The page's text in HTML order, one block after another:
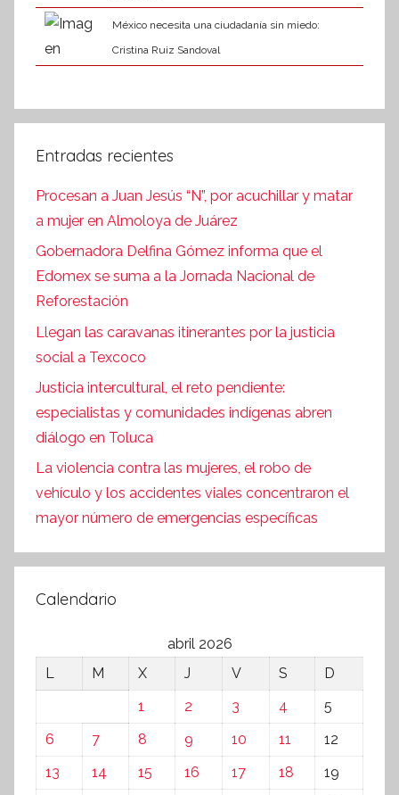
México necesita una ciudadanía sin miedo:
Cristina Ruiz Sandoval
Entradas recientes
Procesan a Juan Jesús “N”, por acuchillar y matar
a mujer en Almoloya de Juárez
Gobernadora Delfina Gómez informa que el
Edomex se suma a la Jornada Nacional de
Reforestación
Llegan las caravanas itinerantes por la justicia
social a Texcoco
Justicia intercultural, el reto pendiente:
especialistas y comunidades indígenas abren
diálogo en Toluca
La violencia contra las mujeres, el robo de
vehículo y los accidentes viales concentraron el
mayor número de emergencias específicas
Calendario
abril 2026
L
M X J V S
D
1
2 3 4
5
6
7 8 9 10 11
12
13
14 15 16 17 18
19